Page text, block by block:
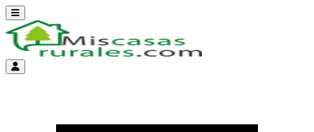
Abrir menú
Menú de cuenta